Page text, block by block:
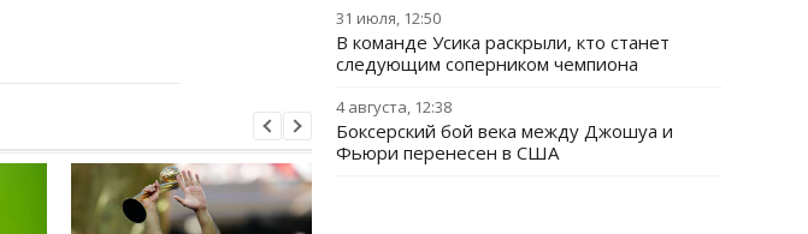
31 июля, 12:50
В команде Усика раскрыли, кто станет
следующим соперником чемпиона
4 августа, 12:38
Боксерский бой века между Джошуа и
Фьюри перенесен в США